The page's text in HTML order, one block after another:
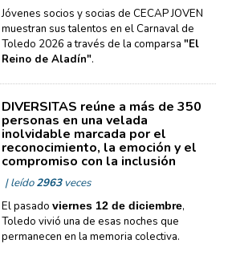
Jóvenes socios y socias de CECAP JOVEN
muestran sus talentos en el Carnaval de
Toledo 2026 a través de la comparsa "El
Reino de Aladín".
DIVERSITAS reúne a más de 350
personas en una velada
inolvidable marcada por el
reconocimiento, la emoción y el
compromiso con la inclusión
| leído2963veces
El pasado viernes 12 de diciembre,
Toledo vivió una de esas noches que
permanecen en la memoria colectiva.